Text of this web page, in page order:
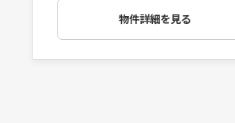
物件詳細を見る